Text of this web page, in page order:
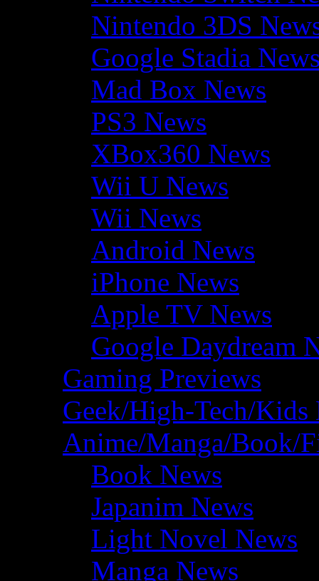
Nintendo 3DS
Google Stadia
Mad Box News
PS3 News
XBox360 News
Wii U News
Wii News
Android News
iPhone News
Apple TV News
Google Daydream
Gaming Previews
Geek/High-Tech/Kids
Anime/Manga/Book/
Book News
Japanim News
Light Novel News
Manga News